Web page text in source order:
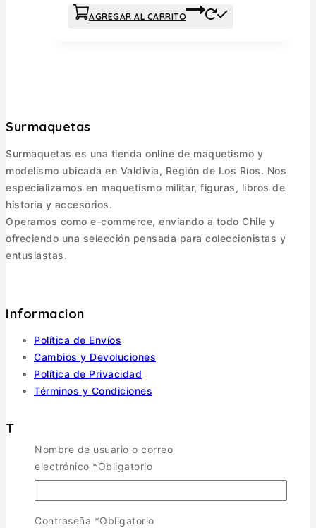
AGREGAR AL CARRITO
Surmaquetas
Surmaquetas es una tienda online de maquetismo y
modelismo ubicada en Valdivia, Región de Los Ríos. Nos
especializamos en maquetismo militar, figuras, libros de
historia y accesorios.
Operamos como e-commerce, enviando a todo Chile y
ofreciendo una selección pensada para coleccionistas y
entusiastas.
Informacion
Política de Envíos
Cambios y Devoluciones
Política de Privacidad
Términos y Condiciones
Tienda
Aviones TOGGLE CHILD MENU
Nombre de usuario o correo
electrónico *Obligatorio
Contraseña *Obligatorio